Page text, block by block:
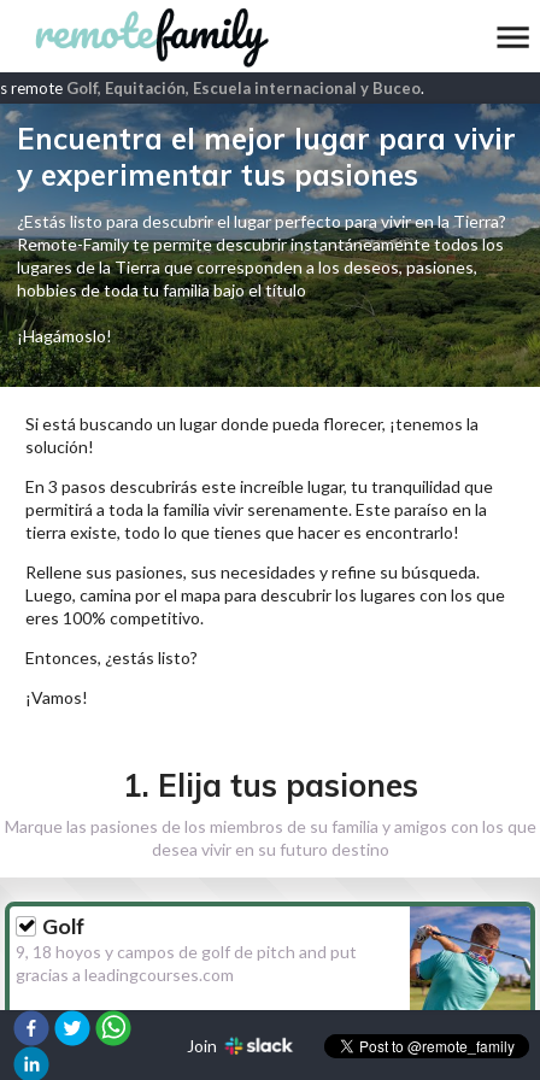
remoteGolf, Equitación, Escuela internacional y Buceo.
Encuentra el mejor lugar para vivir
y experimentar tus pasiones
¿Estás listo para descubrir el lugar perfecto para vivir en la Tierra?
Remote-Family te permite descubrir instantáneamente todos los
lugares de la Tierra que corresponden a los deseos, pasiones,
hobbies de toda tu familia bajo el título
¡Hagámoslo!
Si está buscando un lugar donde pueda florecer, ¡tenemos la
solución!
En 3 pasos descubrirás este increíble lugar, tu tranquilidad que
permitirá a toda la familia vivir serenamente. Este paraíso en la
tierra existe, todo lo que tienes que hacer es encontrarlo!
Rellene sus pasiones, sus necesidades y refine su búsqueda.
Luego, camina por el mapa para descubrir los lugares con los que
eres 100% competitivo.
Entonces, ¿estás listo?
¡Vamos!
1. Elija tus pasiones
Marque las pasiones de los miembros de su familia y amigos con los que
desea vivir en su futuro destino
Golf
9, 18 hoyos y campos de golf de pitch and put
gracias a leadingcourses.com
Senderismo
Join